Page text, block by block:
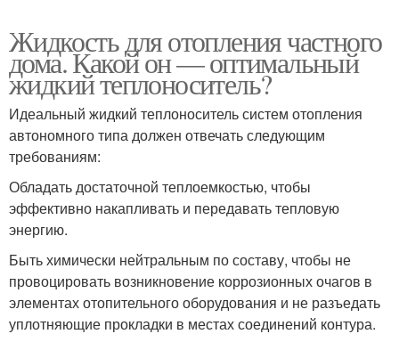
Жидкость для отопления частного
дома. Какой он — оптимальный
жидкий теплоноситель?
Идеальный жидкий теплоноситель систем отопления
автономного типа должен отвечать следующим
требованиям:
Обладать достаточной теплоемкостью, чтобы
эффективно накапливать и передавать тепловую
энергию.
Быть химически нейтральным по составу, чтобы не
провоцировать возникновение коррозионных очагов в
элементах отопительного оборудования и не разъедать
уплотняющие прокладки в местах соединений контура.